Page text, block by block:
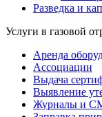
Разведка и
Услуги в газовой
Аренда
Ассоциации
Выдача
Выявление
Журналы и